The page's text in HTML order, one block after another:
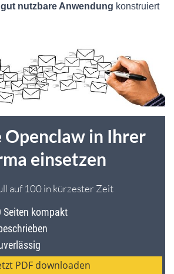
gut nutzbare Anwendung konstruiert